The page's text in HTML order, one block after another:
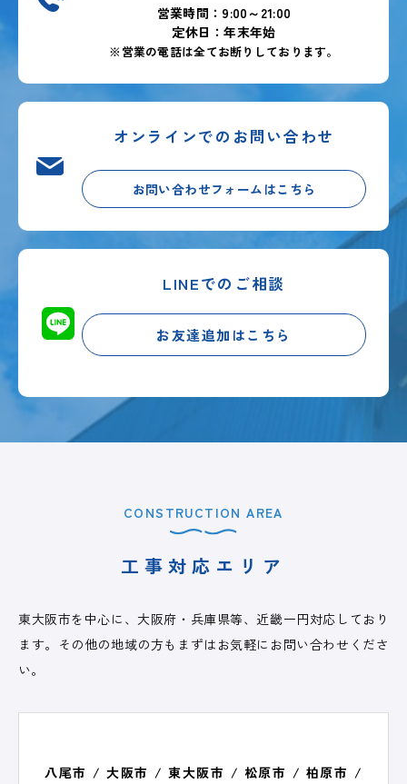
営業時間：9:00～21:00
定休日：年末年始
※営業の電話は全てお断りしております。
オンラインでのお問い合わせ
お問い合わせフォームはこちら
LINEでのご相談
お友達追加はこちら
CONSTRUCTION AREA
工事対応エリア
東大阪市を中心に、大阪府・兵庫県等、近畿一円対応しており
ます。その他の地域の方もまずはお気軽にお問い合わせくださ
い。
八尾市 / 大阪市 / 東大阪市 / 松原市 / 柏原市 /